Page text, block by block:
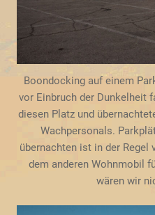
Boondocking auf einem
vor Einbruch der Dunkelheit
diesen Platz und
Wachpersonals.
übernachten ist in der Regel
dem anderen Wohnmobil
wären wir